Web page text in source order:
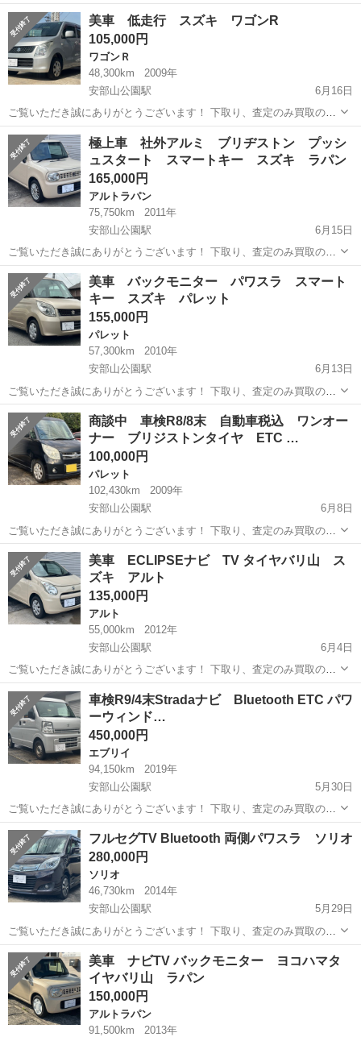
も大歓迎です♩ クレジット決済も対応しております！ 掲載は随時更新
しております！ 是非他の車両もご覧ください♩ ✔︎美車 ✔︎自動車税、リ
サイクル料金等込み...
福岡 北九州市 安部山公園駅 ワゴンＲ
美車 低走行 スズキ ワゴンR
105,000円
ワゴンＲ
48,300km
2009年
安部山公園駅
6月16日
ご覧いただき誠にありがとうございます！ 下取り、査定のみ買取のみ
も大歓迎です♩ クレジット決済も対応しております！ 掲載は随時更新
しております！ 是非他の車両もご覧ください♩ ✔︎美車 ✔︎自動車税、リ
サイクル料金等込み...
福岡 北九州市 安部山公園駅 ワゴンＲ ワゴンR
極上車 社外アルミ ブリヂストン プッシ
ュスタート スマートキー スズキ ラパン
165,000円
アルトラパン
75,750km
2011年
安部山公園駅
6月15日
ご覧いただき誠にありがとうございます！ 下取り、査定のみ買取のみ
も大歓迎です♩ クレジット決済も対応しております！ 掲載は随時更新
しております！ 是非他の車両もご覧ください♩ ✔︎極上車 ✔︎自動車税、
リサイクル料金等込...
福岡 北九州市 安部山公園駅 アルトラパン
美車 バックモニター パワスラ スマート
キー スズキ パレット
155,000円
パレット
57,300km
2010年
安部山公園駅
6月13日
ご覧いただき誠にありがとうございます！ 下取り、査定のみ買取のみ
も大歓迎です♩ クレジット決済も対応しております！ 掲載は随時更新
しております！ 是非他の車両もご覧ください♩ ✔︎美車 ✔︎自動車税、リ
サイクル料金等込み...
福岡 北九州市 安部山公園駅 パレット
商談中 車検R8/8末 自動車税込 ワンオー
ナー ブリジストンタイヤ ETC …
100,000円
パレット
102,430km
2009年
安部山公園駅
6月8日
ご覧いただき誠にありがとうございます！ 下取り、査定のみ買取のみ
も大歓迎です♩ クレジット決済も対応しております！ 掲載は随時更新
しております！ 是非他の車両もご覧ください♩ ※※申込金入金の為12
日までは商談中とさせて...
福岡 北九州市 パレット 車両
美車 ECLIPSEナビ TV タイヤバリ山 ス
ズキ アルト
135,000円
アルト
55,000km
2012年
安部山公園駅
6月4日
ご覧いただき誠にありがとうございます！ 下取り、査定のみ買取のみ
も大歓迎です♩ クレジット決済も対応しております！ 掲載は随時更新
しております！ 是非他の車両もご覧ください♩ ✔︎美車 ✔︎自動車税、リ
サイクル料金等込み...
福岡 北九州市 安部山公園駅 アルト
車検R9/4末Stradaナビ Bluetooth ETC パワ
ーウィンド…
450,000円
エブリイ
94,150km
2019年
安部山公園駅
5月30日
ご覧いただき誠にありがとうございます！ 下取り、査定のみ買取のみ
も大歓迎です♩ クレジット決済も対応しております！ 掲載は随時更新
しております！ 是非他の車両もご覧ください♩ ✔︎極上車 ✔︎自動車税、
リサイクル料金等込...
福岡 北九州市 安部山公園駅 エブリイ
フルセグTV Bluetooth 両側パワスラ ソリオ
280,000円
ソリオ
46,730km
2014年
安部山公園駅
5月29日
ご覧いただき誠にありがとうございます！ 下取り、査定のみ買取のみ
も大歓迎です♩ クレジット決済も対応しております！ 掲載は随時更新
しております！ 是非他の車両もご覧ください♩ ✔︎自動車税、リサイク
ル料金等込み ✔︎EC...
福岡 北九州市 安部山公園駅 ソリオ
美車 ナビTV バックモニター ヨコハマタ
イヤバリ山 ラパン
150,000円
アルトラパン
91,500km
2013年